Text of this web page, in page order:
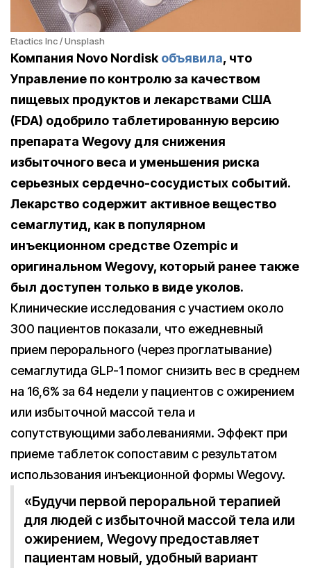
Etactics Inc / Unsplash
Компания Novo Nordisk объявила, что
Управление по контролю за качеством
пищевых продуктов и лекарствами США
(FDA) одобрило таблетированную версию
препарата Wegovy для снижения
избыточного веса и уменьшения риска
серьезных сердечно-сосудистых событий.
Лекарство содержит активное вещество
семаглутид, как в популярном
инъекционном средстве Ozempic и
оригинальном Wegovy, который ранее также
был доступен только в виде уколов.
Клинические исследования с участием около
300 пациентов показали, что ежедневный
прием перорального (через проглатывание)
семаглутида GLP-1 помог снизить вес в среднем
на 16,6% за 64 недели у пациентов с ожирением
или избыточной массой тела и
сопутствующими заболеваниями. Эффект при
приеме таблеток сопоставим с результатом
использования инъекционной формы Wegovy.
«Будучи первой пероральной терапией
для людей с избыточной массой тела или
ожирением, Wegovy предоставляет
пациентам новый, удобный вариант